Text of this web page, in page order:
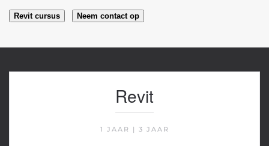
Revit cursus Neem contact op
Revit
1 JAAR | 3 JAAR